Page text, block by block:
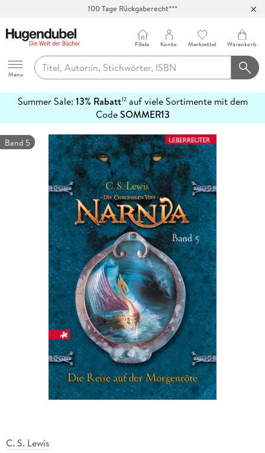
100 Tage Rückgaberecht***
Hugendubel
Menu
Filiale Konto Merkzettel Warenkorb
Summer Sale: 13% Rabatt12auf viele Sortimente mit dem
CodeSOMMER13
erfahren
Band 5
C. S. Lewis